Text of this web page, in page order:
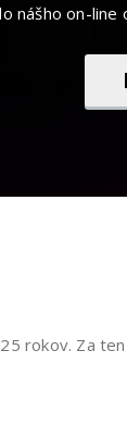
nášho on-line
rokov. Za